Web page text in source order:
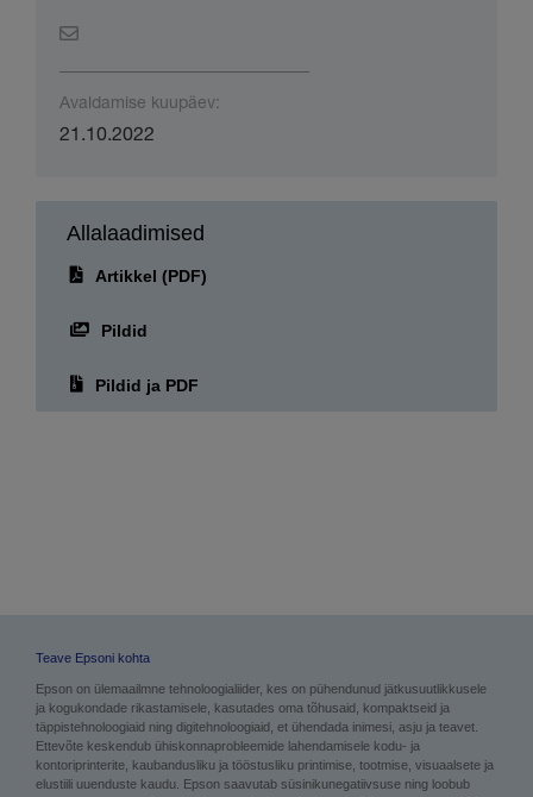
Allalaadimised
Artikkel (PDF)
taastumatute maa-aluste loodusvarade (nt nafta ja metall) kasutamisest 2050.
aastaks.
Jaapanis asuva Seiko Epson Corporationi juhitava ülemaailmse Epsoni
kontserni aastakäive on ligikaudu triljon jeeni.